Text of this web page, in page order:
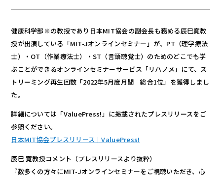
健康科学部※の教授であり日本MIT協会の副会長も務める辰巳寛教
授が出演している「MIT-Jオンラインセミナー」が、PT（理学療法
士）・OT（作業療法士）・ST（言語聴覚士）のためのどこでも学
ぶことができるオンラインセミナーサービス「リハノメ」にて、ス
トリーミング再生回数「2022年5月度月間 総合1位」を獲得しまし
た。
詳細については「ValuePress!」に掲載されたプレスリリースをご
参照ください。
日本MIT協会プレスリリース｜ValuePress!
辰巳 寛教授コメント（プレスリリースより抜粋）
『数多くの方々にMIT-Jオンラインセミナーをご視聴いただき、心